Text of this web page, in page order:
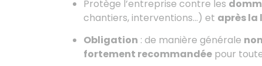
Protège l’entreprise contre les
chantiers, interventions…) et après la
Obligation : de manière générale
fortement recommandée pour